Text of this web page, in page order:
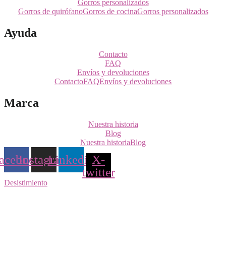
Gorros personalizados
Gorros de quirófanoGorros de cocinaGorros personalizados
Ayuda
Contacto
FAQ
Envíos y devoluciones
ContactoFAQEnvíos y devoluciones
Marca
Nuestra historia
Blog
Nuestra historiaBlog
InstagramLinkedinX-
twitter
Desistimiento